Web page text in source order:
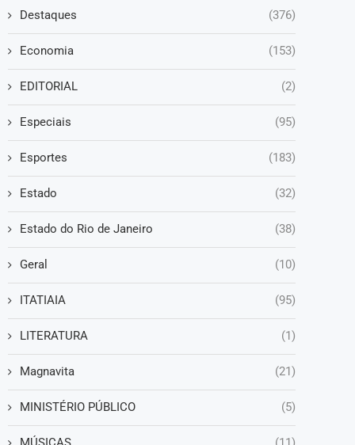
Destaques (376)
Economia (153)
EDITORIAL (2)
Especiais (95)
Esportes (183)
Estado (32)
Estado do Rio de Janeiro (38)
Geral (10)
ITATIAIA (95)
LITERATURA (1)
Magnavita (21)
MINISTÉRIO PÚBLICO (5)